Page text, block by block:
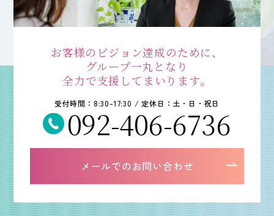
お客様のビジョン達成のために、
グループ一丸となり
全力で支援してまいります。
受付時間：8:30-17:30 / 定休日：土・日・祝日
092-406-6736
メールでのお問い合わせ